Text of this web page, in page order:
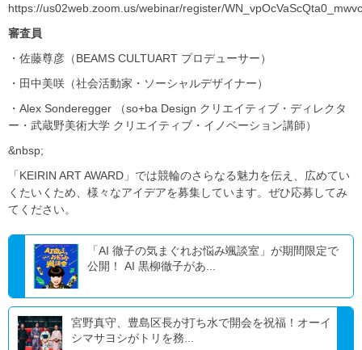
https://us02web.zoom.us/webinar/register/
審査員
・佐藤尊彦（BEAMS CULTUART プロデューサー）
・田中美咲（社会活動家・ソーシャルデザイナー）
・Alex Sonderegger （so+ba Design クリエイティブ・ディレクタ
ー・武蔵野美術大学 クリエイティブ・イノベーション講師）
&nbsp;
「KEIRIN ART AWARD」では競輪のさらなる魅力を伝え、広めてい
くたいくため、様々なアイデアを募集しています。ぜひ応募してみ
てください。
「AI 徹子の気まぐれお悩み颯談室」が期間限定で
公開！ AI 黒柳徹子があ...
宮野真守、豊島区長が打ち水で開会を祝福！オーイ
シマサヨシがトリを務...